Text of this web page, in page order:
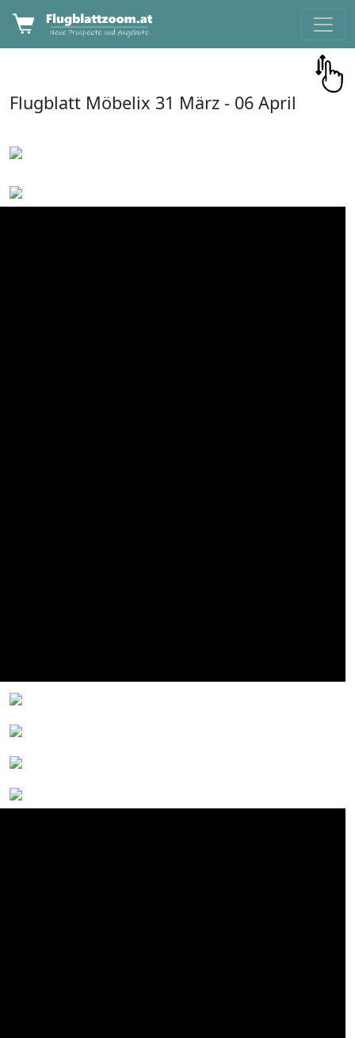
Flugblatt Möbelix 31 März - 06 April